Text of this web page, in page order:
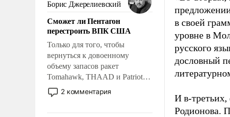
Борис Джерелиевский
Сможет ли Пентагон
перестроить ВПК США
Только для того, чтобы
вернуться к довоенному
объему запасов ракет
Tomahawk, THAAD и Patriot
США потребуется более трех
лет. Даже небольшая война с
2 комментария
в своей
уровне в
русского
дословный
И в-третьих,
Родионова.